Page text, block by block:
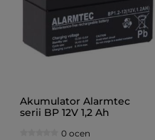
Akumulator Alarmtec
serii BP 12V 1,2 Ah
0 ocen